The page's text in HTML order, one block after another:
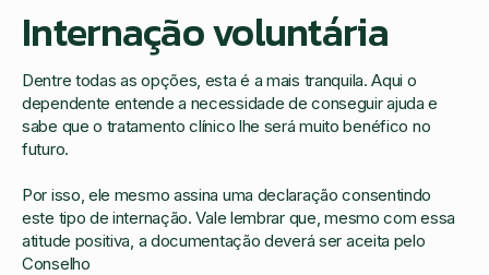
Internação voluntária
Dentre todas as opções, esta é a mais tranquila. Aqui o
dependente entende a necessidade de conseguir ajuda e
sabe que o tratamento clínico lhe será muito benéfico no
futuro.
Por isso, ele mesmo assina uma declaração consentindo
este tipo de internação. Vale lembrar que, mesmo com essa
atitude positiva, a documentação deverá ser aceita pelo
Conselho